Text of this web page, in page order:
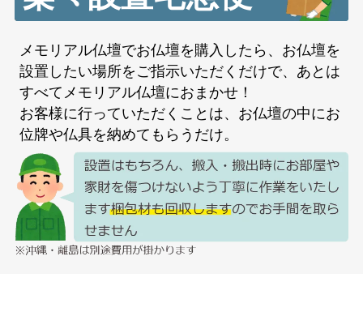
メモリアル仏壇でお仏壇を購入したら、お仏壇を
設置したい場所をご指示いただくだけで、あとは
すべてメモリアル仏壇におまかせ！
お客様に行っていただくことは、お仏壇の中にお
位牌や仏具を納めてもらうだけ。